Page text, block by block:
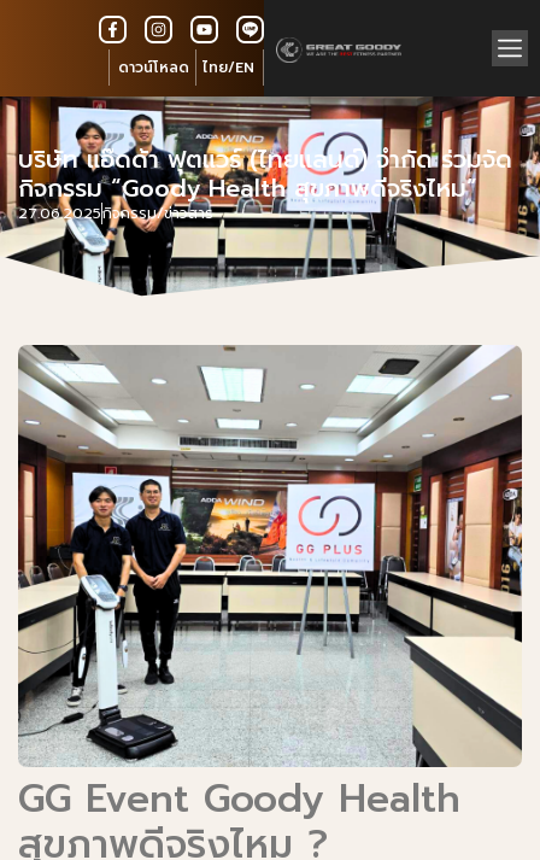
ดาวน์โหลด ไทย/EN
บริษัท แอ๊ดด้า ฟุตแวร์ (ไทยแลนด์) จำกัด ร่วมจัด
กิจกรรม “Goody Health สุขภาพดีจริงไหม”
27.06.2025กิจกรรม/ข่าวสาร
GG Event Goody Health
สุขภาพดีจริงไหม ?